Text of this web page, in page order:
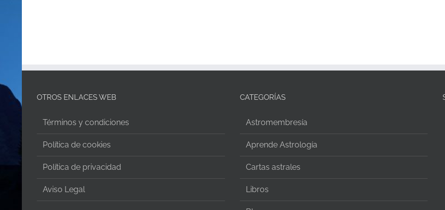
OTROS ENLACES WEB
Términos y condiciones
Política de cookies
Política de privacidad
Aviso Legal
CATEGORÍAS
Astromembresía
Aprende Astrología
Cartas astrales
Libros